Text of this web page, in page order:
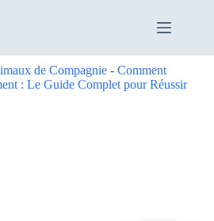
de Compagnie - Comment
: Le Guide Complet pour Réussir